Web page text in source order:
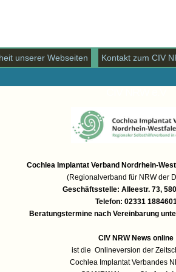
unserer Webseiten Kontakt zum CIV
Cochlea Implantat Verband Nordrhein-
(Regionalverband für NRW der
Geschäftsstelle: Alleestr. 73,
Telefon: 02331
Beratungstermine nach Vereinbarung
CIV NRW News online
ist die Onlineversion der
Cochlea Implantat Verbandes